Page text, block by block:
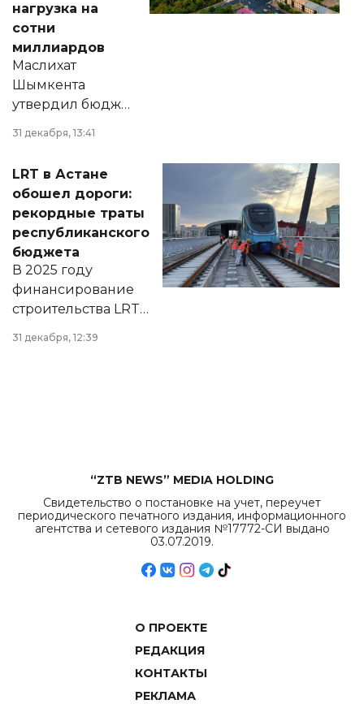
нагрузка на
сотни
миллиардов
Маслихат
Шымкента
утвердил бюджет
города на 2026–
2028 годы.
документ
появился в базе
нормативных
правовых актов и
на сайте маслихат
города.
31 декабря, 13:41
LRT в Астане
обошел дороги:
рекордные траты
республиканского
бюджета
В 2025 году
финансирование
строительства LRT
в Астане из
республиканского
31 декабря, 12:39
“ZTB NEWS” MEDIA HOLDING
Свидетельство о постановке на учет, переучет
периодического печатного издания, информационного
агентства и сетевого издания №17772-СИ выдано
03.07.2019.
О ПРОЕКТЕ
РЕДАКЦИЯ
КОНТАКТЫ
РЕКЛАМА